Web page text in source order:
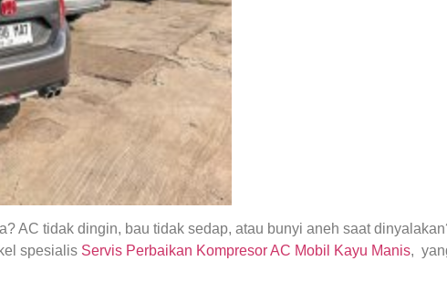
AC tidak dingin, bau tidak sedap, atau bunyi aneh saat
spesialis Servis Perbaikan Kompresor AC Mobil Kayu Manis,